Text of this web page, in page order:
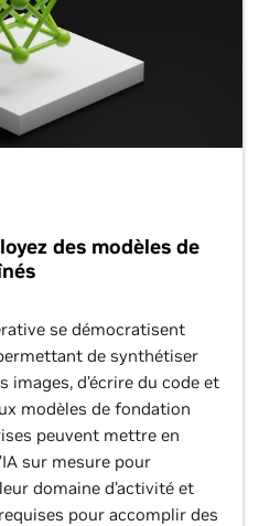
des modèles de
se démocratisent
de synthétiser
images, d’écrire du code et
modèles de fondation
peuvent mettre en
sur mesure pour
domaine d’activité et
pour accomplir des